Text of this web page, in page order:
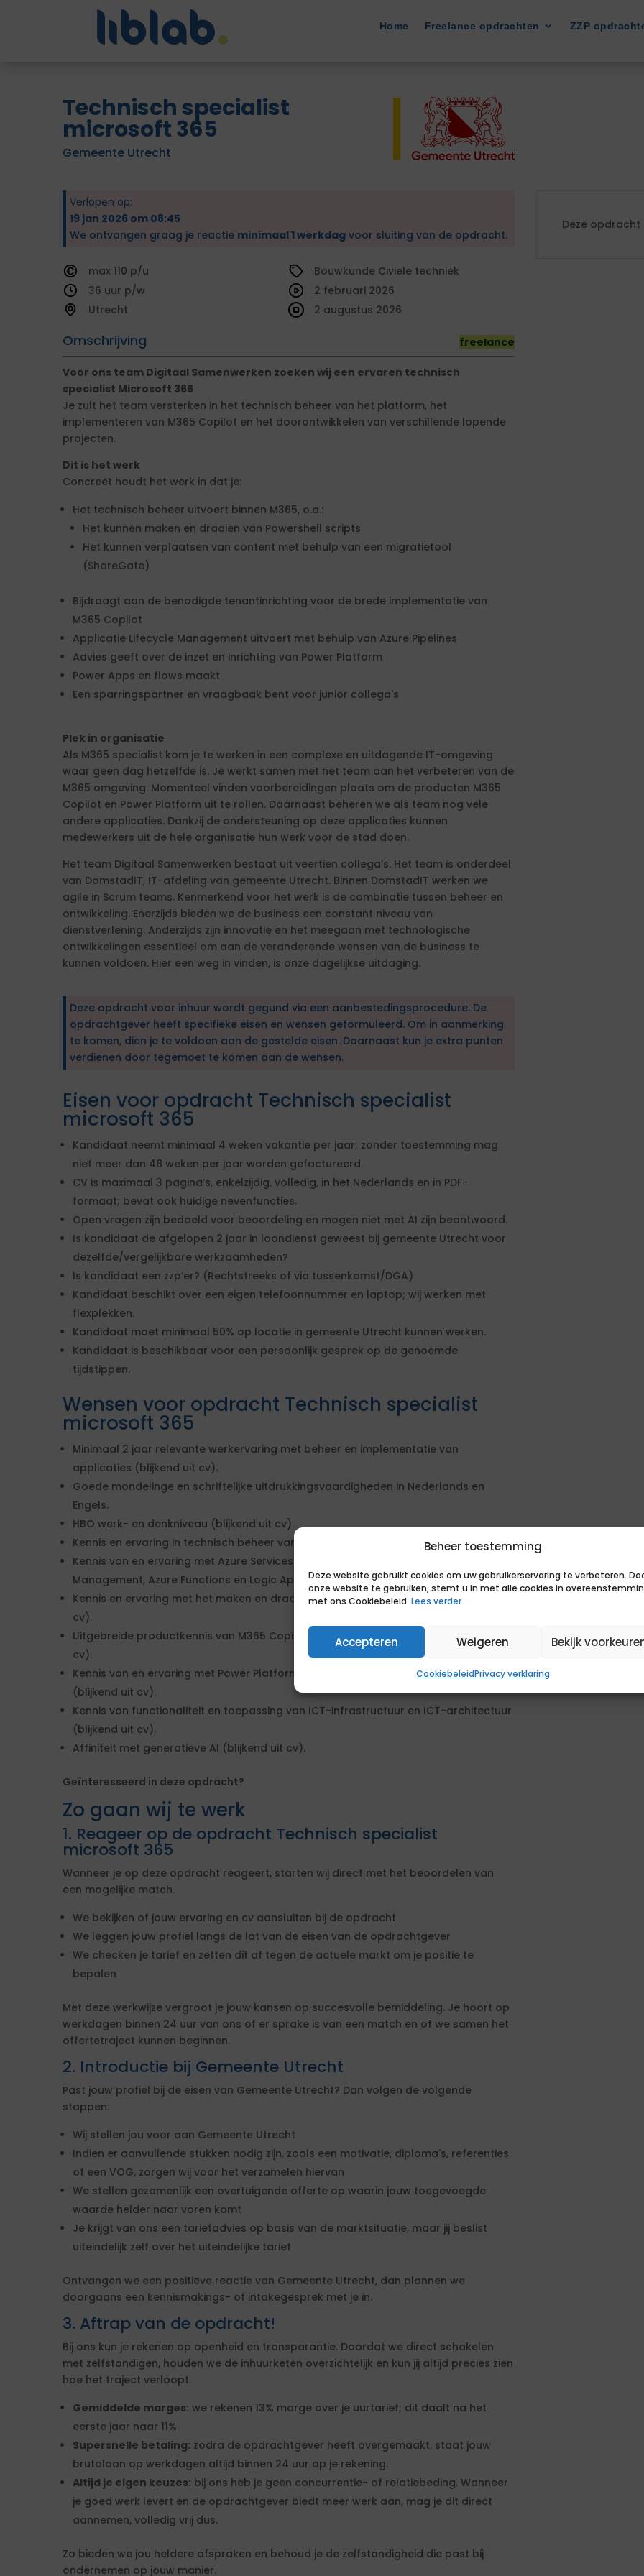
Beheer toestemming
Deze website gebruikt cookies om uw gebruikerservaring te verbeteren.
onze website te gebruiken, stemt u in met alle cookies in
met ons Cookiebeleid. Lees verder
Accepteren Weigeren Bekijk
CookiebeleidPrivacy verklaring
Home Freelance opdrachten ZZP
Technisch specialist
microsoft 365
Gemeente Utrecht
Verlopen op:
19 jan 2026 om 08:45
We ontvangen graag je reactie minimaal 1 werkdag voor sluiting van de opdracht.
110
36
Utrecht
Bouwkunde Civiele techniek
Omschrijving freelance
2 februari 2026
2 augustus 2026
Voor ons team Digitaal Samenwerken zoeken wij een ervaren technisch
specialist Microsoft 365
Je zult het team versterken in het technisch beheer van het platform, het
implementeren van M365 Copilot en het doorontwikkelen van verschillende lopende
projecten.
Dit is het werk
Concreet houdt het werk in dat je:
Het technisch beheer uitvoert binnen M365, o.a.:
Het kunnen maken en draaien van Powershell scripts
Het kunnen verplaatsen van content met behulp van een migratietool
(ShareGate)
Bijdraagt aan de benodigde tenantinrichting voor de brede implementatie van
M365 Copilot
Applicatie Lifecycle Management uitvoert met behulp van Azure Pipelines
Advies geeft over de inzet en inrichting van Power Platform
Power Apps en flows maakt
Een sparringspartner en vraagbaak bent voor junior collega's
Plek in organisatie
Als M365 specialist kom je te werken in een complexe en uitdagende IT-omgeving
waar geen dag hetzelfde is. Je werkt samen met het team aan het verbeteren van de
M365 omgeving. Momenteel vinden voorbereidingen plaats om de producten M365
Copilot en Power Platform uit te rollen. Daarnaast beheren we als team nog vele
andere applicaties. Dankzij de ondersteuning op deze applicaties kunnen
medewerkers uit de hele organisatie hun werk voor de stad doen.
Het team Digitaal Samenwerken bestaat uit veertien collega’s. Het team is onderdeel
van DomstadIT, IT-afdeling van gemeente Utrecht. Binnen DomstadIT werken we
agile in Scrum teams. Kenmerkend voor het werk is de combinatie tussen beheer en
ontwikkeling. Enerzijds bieden we de business een constant niveau van
dienstverlening. Anderzijds zijn innovatie en het meegaan met technologische
ontwikkelingen essentieel om aan de veranderende wensen van de business te
kunnen voldoen. Hier een weg in vinden, is onze dagelijkse uitdaging.
Deze opdracht voor inhuur wordt gegund via een aanbestedingsprocedure. De
opdrachtgever heeft specifieke eisen en wensen geformuleerd. Om in aanmerking
te komen, dien je te voldoen aan de gestelde eisen. Daarnaast kun je extra punten
verdienen door tegemoet te komen aan de wensen.
Eisen voor opdracht Technisch specialist
microsoft 365
Kandidaat neemt minimaal 4 weken vakantie per jaar; zonder toestemming mag
niet meer dan 48 weken per jaar worden gefactureerd.
CV is maximaal 3 pagina’s, enkelzijdig, volledig, in het Nederlands en in PDF-
formaat; bevat ook huidige nevenfuncties.
Open vragen zijn bedoeld voor beoordeling en mogen niet met AI zijn beantwoord.
Is kandidaat de afgelopen 2 jaar in loondienst geweest bij gemeente Utrecht voor
dezelfde/vergelijkbare werkzaamheden?
Is kandidaat een zzp’er? (Rechtstreeks of via tussenkomst/DGA)
Kandidaat beschikt over een eigen telefoonnummer en laptop; wij werken met
flexplekken.
Kandidaat moet minimaal 50% op locatie in gemeente Utrecht kunnen werken.
Kandidaat is beschikbaar voor een persoonlijk gesprek op de genoemde
tijdstippen.
Wensen voor opdracht Technisch specialist
microsoft 365
Minimaal 2 jaar relevante werkervaring met beheer en implementatie van
applicaties (blijkend uit cv).
Goede mondelinge en schriftelijke uitdrukkingsvaardigheden in Nederlands en
Engels.
HBO werk- en denkniveau (blijkend uit cv).
Kennis en ervaring in technisch beheer van M365 (blijkend uit cv).
Kennis van en ervaring met Azure Services zoals Azure Active Directory, Azure API
Management, Azure Functions en Logic Apps (blijkend uit cv).
Kennis en ervaring met het maken en draaien van Powershell scripts (blijkend uit
cv).
Uitgebreide productkennis van M365 Copilot, inclusief tenantinrichting (blijkend uit
cv).
Kennis van en ervaring met Power Platform, inclusief maken van apps en flows
(blijkend uit cv).
Kennis van functionaliteit en toepassing van ICT-infrastructuur en ICT-architectuur
(blijkend uit cv).
Affiniteit met generatieve AI (blijkend uit cv).
Geïnteresseerd in deze opdracht?
Zo gaan wij te werk
1. Reageer op de opdracht Technisch specialist
microsoft 365
Wanneer je op deze opdracht reageert, starten wij direct met het beoordelen van
een mogelijke match.
We bekijken of jouw ervaring en cv aansluiten bij de opdracht
We leggen jouw profiel langs de lat van de eisen van de opdrachtgever
We checken je tarief en zetten dit af tegen de actuele markt om je positie te
bepalen
Met deze werkwijze vergroot je jouw kansen op succesvolle bemiddeling. Je hoort op
werkdagen binnen 24 uur van ons of er sprake is van een match en of we samen het
offertetraject kunnen beginnen.
2. Introductie bij Gemeente Utrecht
Past jouw profiel bij de eisen van Gemeente Utrecht? Dan volgen de volgende
stappen:
Wij stellen jou voor aan Gemeente Utrecht
Indien er aanvullende stukken nodig zijn, zoals een motivatie, diploma's, referenties
of een VOG, zorgen wij voor het verzamelen hiervan
We stellen gezamenlijk een overtuigende offerte op waarin jouw toegevoegde
waarde helder naar voren komt
Je krijgt van ons een tariefadvies op basis van de marktsituatie, maar jij beslist
uiteindelijk zelf over het uiteindelijke tarief
Ontvangen we een positieve reactie van Gemeente Utrecht, dan plannen we
doorgaans een kennismakings- of intakegesprek met je in.
3. Aftrap van de opdracht!
Bij ons kun je rekenen op openheid en transparantie. Doordat we direct schakelen
met zelfstandigen, houden we de inhuurketen overzichtelijk en kun jij altijd precies zien
hoe het traject verloopt.
Gemiddelde marges: we rekenen 13% marge over je uurtarief; dit daalt na het
eerste jaar naar 11%.
Supersnelle betaling: zodra de opdrachtgever heeft overgemaakt, staat jouw
brutoloon op werkdagen altijd binnen 24 uur op je rekening.
Altijd je eigen keuzes: bij ons heb je geen concurrentie- of relatiebeding. Wanneer
je goed werk levert en de opdrachtgever biedt meer werk aan, mag je dit direct
aannemen, volledig vrij dus.
Zo bieden we jou heldere afspraken en behoud je de zelfstandigheid die past bij
ondernemen op jouw manier.
Deze opdracht